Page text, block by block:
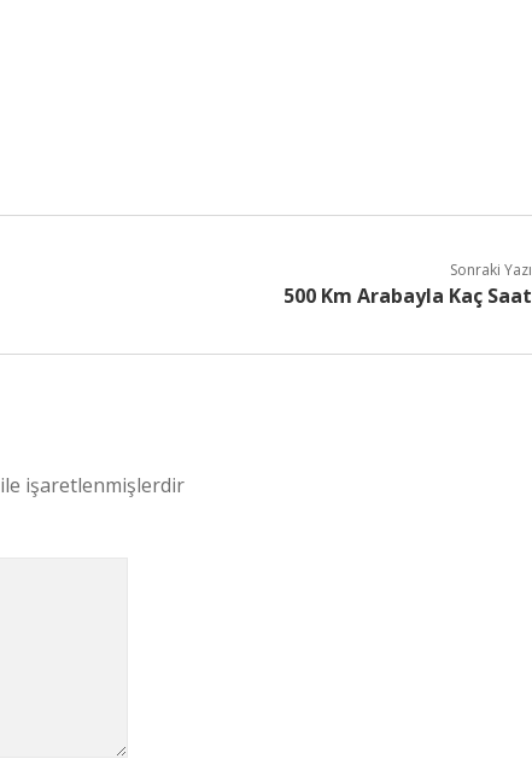
Sonraki Yazı
500 Km Arabayla Kaç Saat
ile işaretlenmişlerdir